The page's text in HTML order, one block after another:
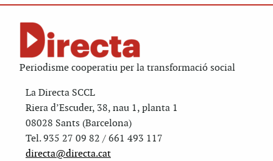
Periodisme cooperatiu per la transformació social
La Directa SCCL
Riera d’Escuder, 38, nau 1, planta 1
08028 Sants (Barcelona)
Tel. 935 27 09 82 / 661 493 117
directa@directa.cat